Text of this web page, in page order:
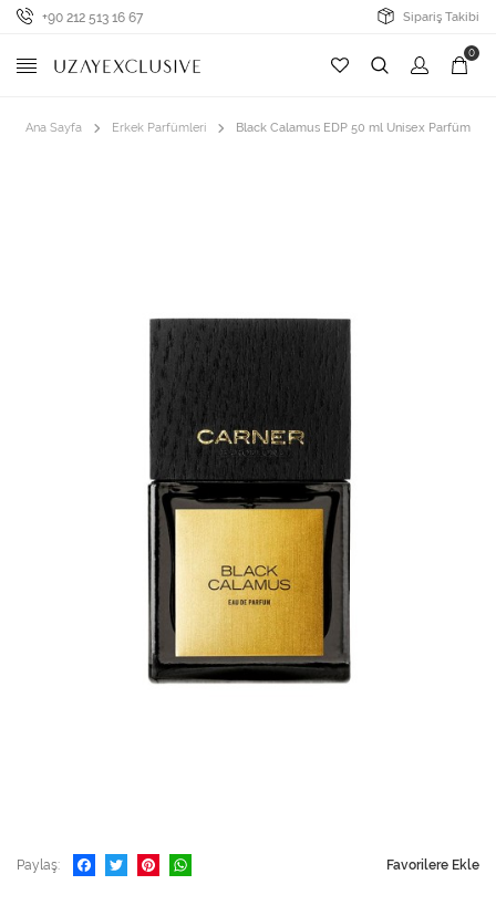
+90 212 513 16 67 Sipariş Takibi
0
Ana Sayfa Erkek Parfümleri Black Calamus EDP 50 ml Unisex Parfüm
Paylaş Favorilere Ekle